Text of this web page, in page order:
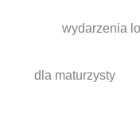
wydarzenia
dla maturzysty